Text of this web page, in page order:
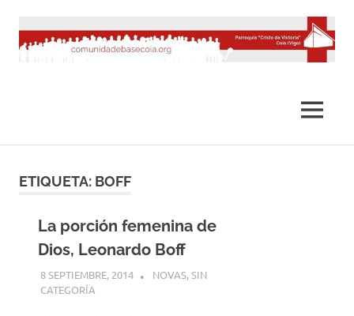
contenido
MENÚ
ETIQUETA: BOFF
La porción femenina de
Dios, Leonardo Boff
8 SEPTIEMBRE, 2014 DESARROLLO
NOVAS,SIN
CATEGORÍA